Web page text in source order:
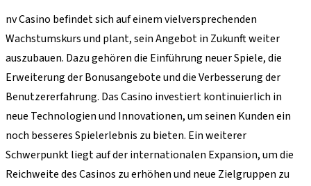
nv Casino befindet sich auf einem vielversprechenden
Wachstumskurs und plant, sein Angebot in Zukunft weiter
auszubauen. Dazu gehören die Einführung neuer Spiele, die
Erweiterung der Bonusangebote und die Verbesserung der
Benutzererfahrung. Das Casino investiert kontinuierlich in
neue Technologien und Innovationen, um seinen Kunden ein
noch besseres Spielerlebnis zu bieten. Ein weiterer
Schwerpunkt liegt auf der internationalen Expansion, um die
Reichweite des Casinos zu erhöhen und neue Zielgruppen zu